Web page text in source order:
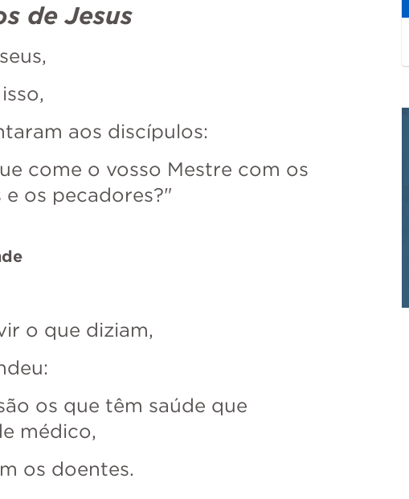
de Jesus
aos discípulos:
come o vosso Mestre com os
os pecadores?"
o que diziam,
os que têm saúde que
médico,
os doentes.